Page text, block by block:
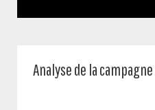
Analyse de la